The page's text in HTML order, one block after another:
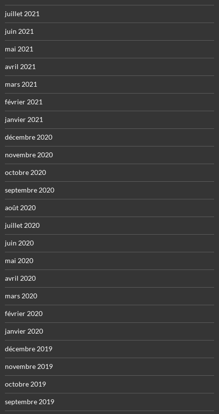
juillet 2021
juin 2021
mai 2021
avril 2021
mars 2021
février 2021
janvier 2021
décembre 2020
novembre 2020
octobre 2020
septembre 2020
août 2020
juillet 2020
juin 2020
mai 2020
avril 2020
mars 2020
février 2020
janvier 2020
décembre 2019
novembre 2019
octobre 2019
septembre 2019